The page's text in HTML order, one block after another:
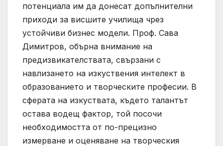
потенциала им да донесат допълнителни
приходи за висшите училища чрез
устойчиви бизнес модели. Проф. Сава
Димитров, обърна внимание на
предизвикателствата, свързани с
навлизането на изкуствения интелект в
образованието и творческите професии. В
сферата на изкуствата, където талантът
остава водещ фактор, той посочи
необходимостта от по-прецизно
измерване и оценяване на творческия